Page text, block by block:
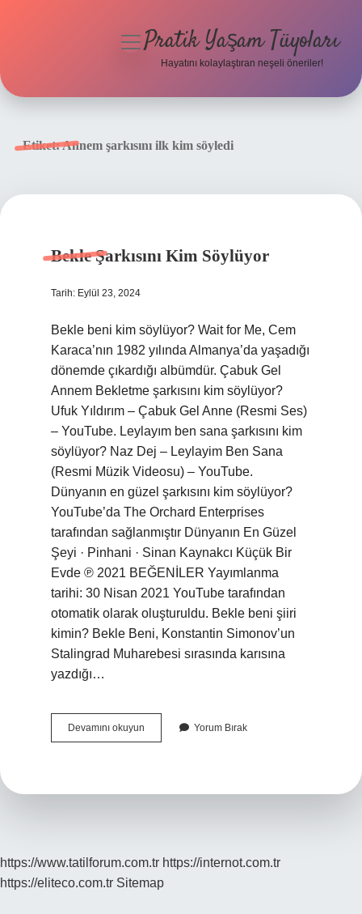
menüyü
Pratik Yaşam Tüyoları
Hayatını kolaylaştıran neşeli öneriler!
Etiket:Annem şarkısını ilk kim söyledi
Bekle Şarkısını Kim Söylüyor
Tarih: Eylül 23, 2024
Bekle beni kim söylüyor? Wait for Me, Cem
Karaca’nın 1982 yılında Almanya’da yaşadığı
dönemde çıkardığı albümdür. Çabuk Gel
Annem Bekletme şarkısını kim söylüyor?
Ufuk Yıldırım – Çabuk Gel Anne (Resmi Ses)
– YouTube. Leylayım ben sana şarkısını kim
söylüyor? Naz Dej – Leylayim Ben Sana
(Resmi Müzik Videosu) – YouTube.
Dünyanın en güzel şarkısını kim söylüyor?
YouTube’da The Orchard Enterprises
tarafından sağlanmıştır Dünyanın En Güzel
Şeyi · Pinhani · Sinan Kaynakcı Küçük Bir
Evde ℗ 2021 BEĞENİLER Yayımlanma
tarihi: 30 Nisan 2021 YouTube tarafından
otomatik olarak oluşturuldu. Bekle beni şiiri
kimin? Bekle Beni, Konstantin Simonov’un
Stalingrad Muharebesi sırasında karısına
yazdığı…
Devamını okuyun
Şarkısını
Yorum Bırak
https://www.tatilforum.com.tr https://internot.com.tr
https://eliteco.com.tr Sitemap